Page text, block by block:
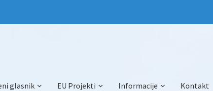
glasnik EU Projekti Informacije Kontakt